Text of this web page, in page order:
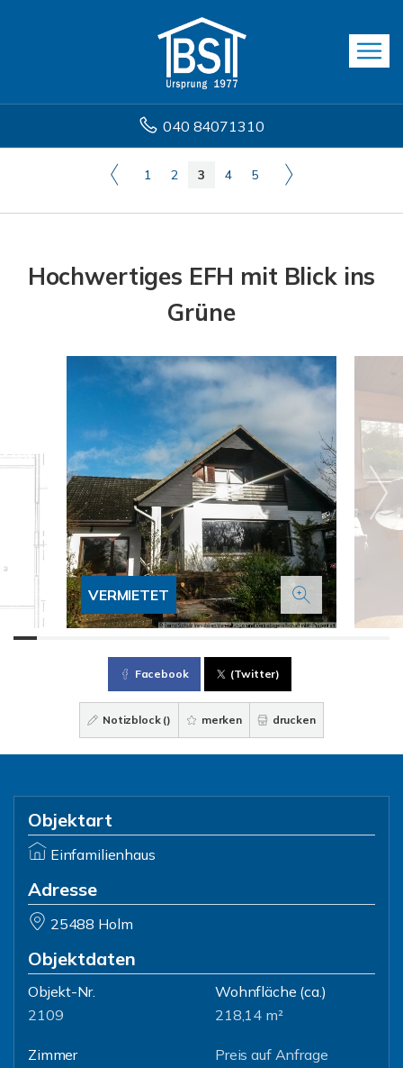
040 84071310
1 2 3 4 5
Hochwertiges EFH mit Blick ins
Grüne
VERMIETET
Facebook (Twitter)
Notizblock () merken drucken
Objektart
Einfamilienhaus
Adresse
25488 Holm
Objektdaten
Objekt-Nr.
2109
Wohnfläche (ca.)
218,14 m²
Zimmer
Preis auf Anfrage